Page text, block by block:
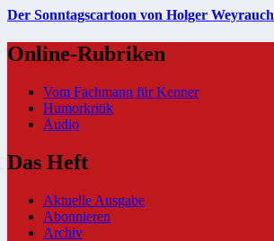
Der Sonntagscartoon von Holger Weyrauch
Online-Rubriken
Vom Fachmann für Kenner
Humorkritik
Audio
Das Heft
Aktuelle Ausgabe
Abonnieren
Archiv